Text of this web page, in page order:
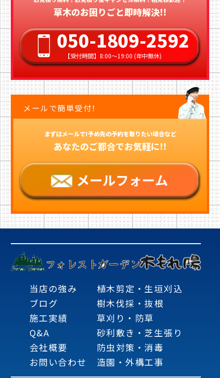
草木のお困りごと即時解決!!
050-1809-2592
【受付時間】8:00〜19:00 (年中無休)
メールで簡単受付!
まずはメールで!予め先の予約を取りたい場合など
あなたのご都合でお気軽に!!
当店の強み
ブログ
施工実績
Q&A
会社概要
お問い合わせ
植木剪定・生垣刈込
樹木伐採・抜根
草刈り・防草
砂利敷き・芝生張り
防虫対策・消毒
造園・外構工事